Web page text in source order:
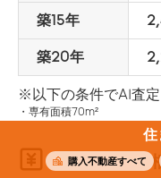
築15年
築20年
※以下の条件でAI査
専有面積70m²
面積別の価格
住
購入不動産すべて